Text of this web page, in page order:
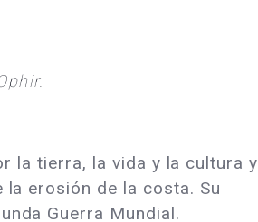
la tierra, la vida y la cultura y
la erosión de la costa. Su
Guerra Mundial.